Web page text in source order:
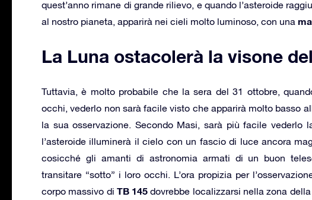
quest’anno rimane di grande rilievo, e quando l’asteroide
al nostro pianeta, apparirà nei cieli molto luminoso, con una
La Luna ostacolerà la visone
Tuttavia, è molto probabile che la sera del 31 ottobre,
occhi, vederlo non sarà facile visto che apparirà molto basso
la sua osservazione. Secondo Masi, sarà più facile
l’asteroide illuminerà il cielo con un fascio di luce ancora
cosicché gli amanti di astronomia armati di un buon
transitare “sotto” i loro occhi. L’ora propizia per
corpo massivo di TB 145 dovrebbe localizzarsi nella zona